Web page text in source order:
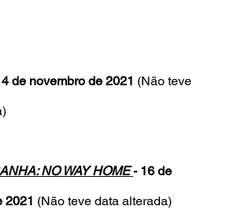
de novembro de 2021 (Não teve
NO WAY HOME - 16 de
2021 (Não teve data alterada)